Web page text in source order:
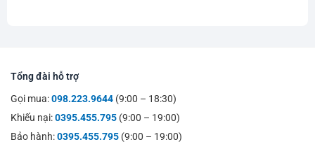
Tổng đài hỗ trợ
Gọi mua:098.223.9644 (9:00 – 18:30)
Khiếu nại:0395.455.795 (9:00 – 19:00)
Bảo hành:0395.455.795 (9:00 – 19:00)